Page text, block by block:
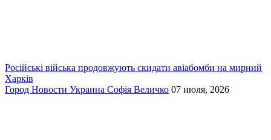
Російські війська продовжують скидати авіабомби на мирний
Харків
Город Новости Украина Софія Величко 07 июля, 2026